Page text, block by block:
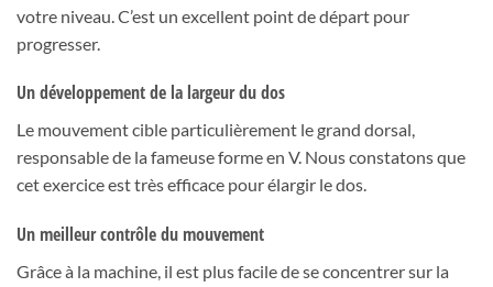
votre niveau. C’est un excellent point de départ pour
progresser.
Un développement de la largeur du dos
Le mouvement cible particulièrement le grand dorsal,
responsable de la fameuse forme en V. Nous constatons que
cet exercice est très efficace pour élargir le dos.
Un meilleur contrôle du mouvement
Grâce à la machine, il est plus facile de se concentrer sur la